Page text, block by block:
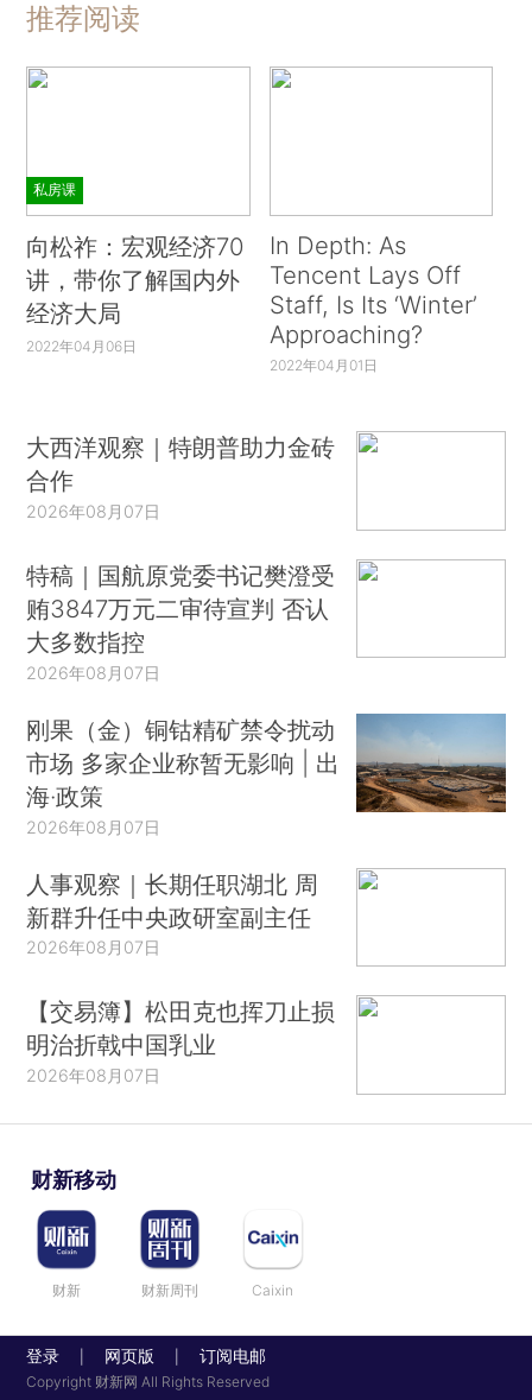
推荐阅读
私房课
向松祚：宏观经济70
讲，带你了解国内外
经济大局
2022年04月06日
In Depth: As
Tencent Lays Off
Staff, Is Its ‘Winter’
Approaching?
2022年04月01日
大西洋观察｜特朗普助力金砖
合作
2026年08月07日
特稿｜国航原党委书记樊澄受
贿3847万元二审待宣判 否认
大多数指控
2026年08月07日
刚果（金）铜钴精矿禁令扰动
市场 多家企业称暂无影响 | 出
海·政策
2026年08月07日
人事观察｜长期任职湖北 周
新群升任中央政研室副主任
2026年08月07日
【交易簿】松田克也挥刀止损
明治折戟中国乳业
2026年08月07日
财新移动
财新 财新周刊 Caixin
登录 网页版 订阅电邮
Copyright 财新网 All Rights Reserved